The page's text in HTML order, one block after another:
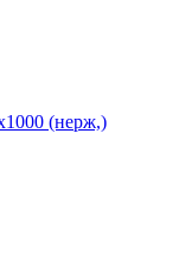
(нерж,)